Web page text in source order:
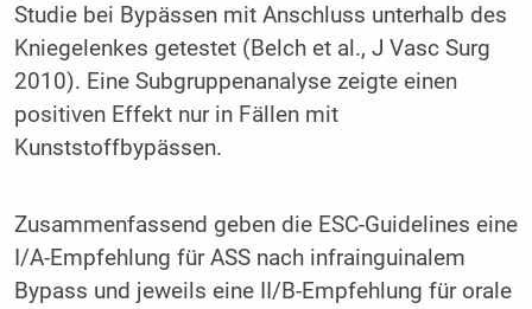
Studie bei Bypässen mit Anschluss unterhalb des
Kniegelenkes getestet (Belch et al., J Vasc Surg
2010). Eine Subgruppenanalyse zeigte einen
positiven Effekt nur in Fällen mit
Kunststoffbypässen.
Zusammenfassend geben die ESC-Guidelines eine
I/A-Empfehlung für ASS nach infrainguinalem
Bypass und jeweils eine II/B-Empfehlung für orale